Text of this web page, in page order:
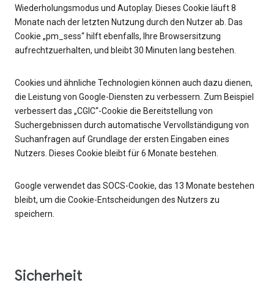
Wiederholungsmodus und Autoplay. Dieses Cookie läuft 8
Monate nach der letzten Nutzung durch den Nutzer ab. Das
Cookie „pm_sess“ hilft ebenfalls, Ihre Browsersitzung
aufrechtzuerhalten, und bleibt 30 Minuten lang bestehen.
Cookies und ähnliche Technologien können auch dazu dienen,
die Leistung von Google-Diensten zu verbessern. Zum Beispiel
verbessert das „CGIC“-Cookie die Bereitstellung von
Suchergebnissen durch automatische Vervollständigung von
Suchanfragen auf Grundlage der ersten Eingaben eines
Nutzers. Dieses Cookie bleibt für 6 Monate bestehen.
Google verwendet das SOCS-Cookie, das 13 Monate bestehen
bleibt, um die Cookie-Entscheidungen des Nutzers zu
speichern.
Sicherheit